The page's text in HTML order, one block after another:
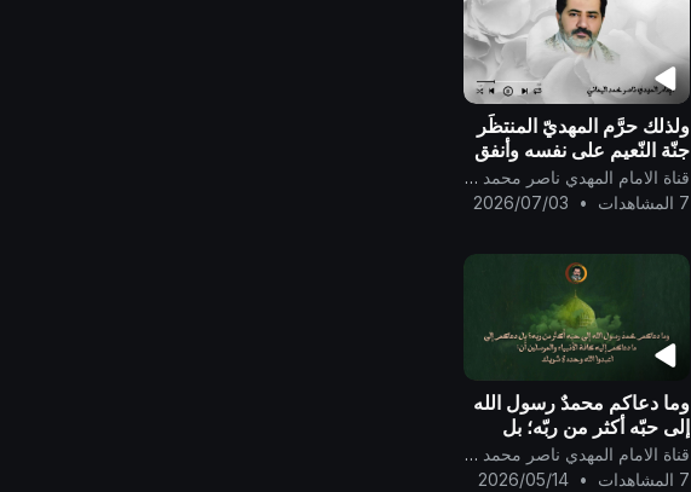
ولذلك حرَّم المهديّ المنتظَر
جنّة النّعيم على نفسه وأنفق
درجته فيها لجدّه محمد
رسول الله..
قناة الامام المهدي ناصر محمد اليماني
7 المشاهدات
•
2026/07/03
وما دعاكم محمدٌ رسول الله
إلى حبّه أكثر من ربّه؛ بل
دعاكم إلى ما دعاكم إليه
كافة الأنبياء والمرسلين
قناة الامام المهدي ناصر محمد اليماني
7 المشاهدات
•
2026/05/14